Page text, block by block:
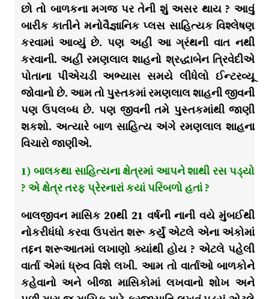
છો તો બાળકના મગજ પર તેની શું અસર થાય ? આવું
બારીક કાતીને મનોવૈજ્ઞાનિક પ્લસ સાહિત્યક વિશ્લેષણ
કરવામાં આવ્યું છે. પણ અહીં આ ગ્રંથની વાત નથી
કરવાની. અહીં રમણલાલ શાહનો શ્રદ્ધાબેન ત્રિવેદીએ
પોતાના પીએચડી અભ્યાસ સમયે લીધેલો ઈન્ટરવ્યૂ
જોવાનો છે. આમ તો પુસ્તકમાં રમણલાલ શાહની જીવની
પણ ઉપલબ્ધ છે. પણ જીવની તમે પુસ્તકમાંથી જાણી
શકશો. અત્યારે બાળ સાહિત્ય અંગે રમણલાલ શાહના
વિચારો જાણીએ.
1) બાલકથા સાહિત્યના ક્ષેત્રમાં આપને શાથી રસ પડ્યો
? એ ક્ષેત્ર તરફ પ્રેરનારાં કયાં પરિબળો હતાં ?
બાલજીવન માસિક 20થી 21 વર્ષની નાની વયે મુંબઈથી
નોકરીધંધો કરવા ઉપરાંત શરૂ કર્યું એટલે એના અંકોમાં
તદ્દન શરૂઆતમાં લખાણો ક્યાંથી હોય ? એટલે પહેલી
વાર્તા એમાં ધ્રુવ વિશે લખી. આમ તો વાર્તાઓ બાળકોને
કહેવાનો અને બીજા માસિકોમાં લખવાનો શોખ અને